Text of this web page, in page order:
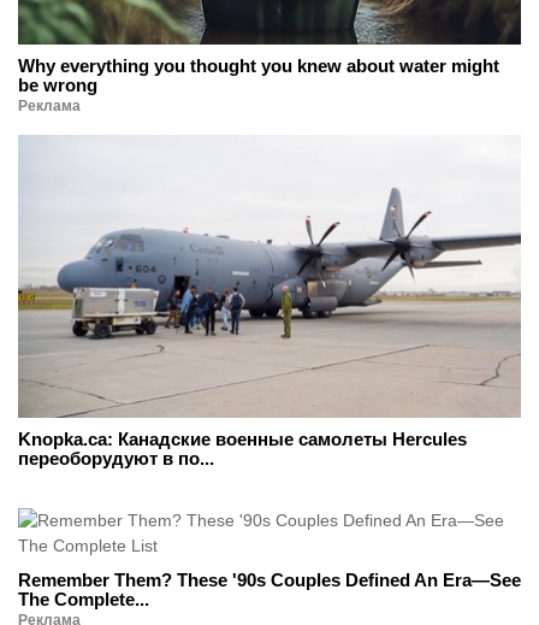
Why everything you thought you knew about water might
be wrong
Реклама
Knopka.ca: Канадские военные самолеты Hercules
переоборудуют в по...
Remember Them? These '90s Couples Defined An Era—See
The Complete...
Реклама